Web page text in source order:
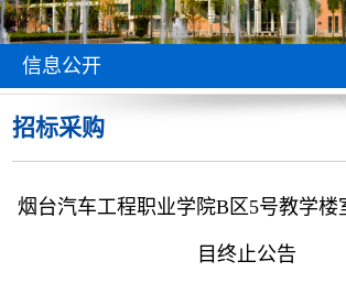
信息公开
招标采购
烟台汽车工程职业学院B区5号教学楼
目终止公告